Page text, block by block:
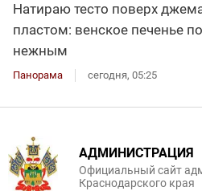
Натираю тесто поверх
пластом: венское печенье
нежным
Панорама сегодня, 05:25
АДМИНИСТРАЦИЯ
Официальный сайт
Краснодарского края